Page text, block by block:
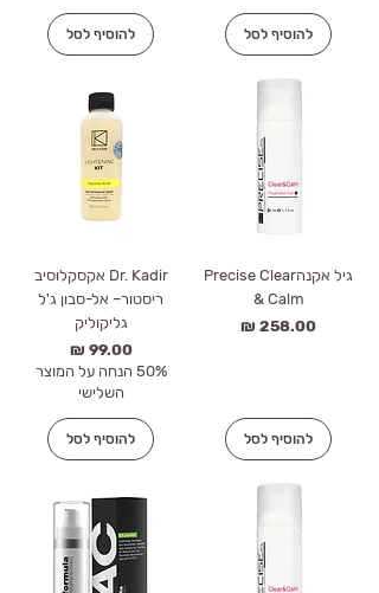
להוסיף לסל להוסיף לסל
גיל אקנהPrecise Clear
& Calm
מחיר
להוסיף לסל
Dr. Kadir אקסקלוסיב
ריסטור– אל-סבון ג'ל
גליקוליק
מחיר‏99.00 ‏₪
50% הנחה על המוצר
השלישי
להוסיף לסל